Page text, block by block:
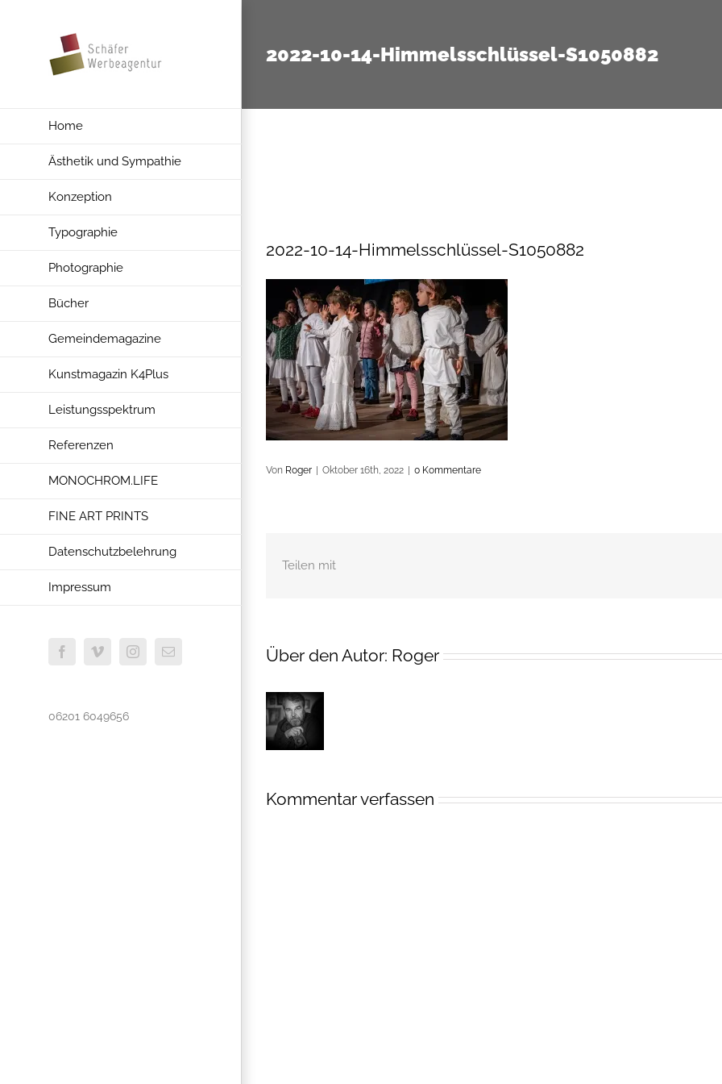
Home
Ästhetik und Sympathie
Konzeption
Typographie
Photographie
Bücher
Gemeindemagazine
Kunstmagazin K4Plus
Leistungsspektrum
Referenzen
MONOCHROM.LIFE
FINE ART PRINTS
Datenschutzbelehrung
Impressum
FacebookVimeoInstagram
E-
06201 6049656
2022-10-14-Himmelsschlüssel-S1050882
2022-10-14-Himmelsschlüssel-S1050882
Von Roger Oktober 16th, 2022 0 Kommentare
Teilen mit
Über den Autor: Roger
Kommentar verfassen